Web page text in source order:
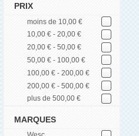
PRIX
moins de 10,00 €
10,00 € - 20,00 €
20,00 € - 50,00 €
50,00 € - 100,00 €
100,00 € - 200,00 €
200,00 € - 500,00 €
plus de 500,00 €
MARQUES